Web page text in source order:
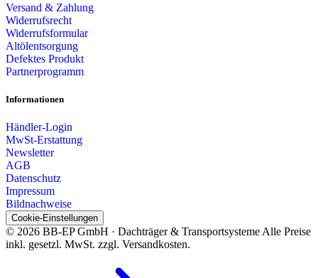
Versand & Zahlung
Widerrufsrecht
Widerrufsformular
Altölentsorgung
Defektes Produkt
Partnerprogramm
Informationen
Händler-Login
MwSt-Erstattung
Newsletter
AGB
Datenschutz
Impressum
Bildnachweise
Cookie-Einstellungen
© 2026 BB-EP GmbH · Dachträger & Transportsysteme Alle Preise
inkl. gesetzl. MwSt. zzgl. Versandkosten.